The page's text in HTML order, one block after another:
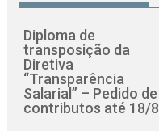
Diploma de
transposição da
Diretiva
“Transparência
Salarial” – Pedido de
contributos até 18/8